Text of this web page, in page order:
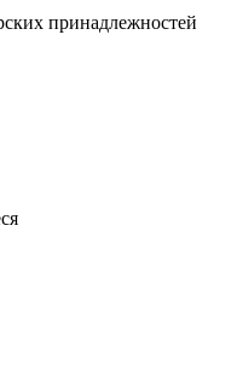
принадлежностей